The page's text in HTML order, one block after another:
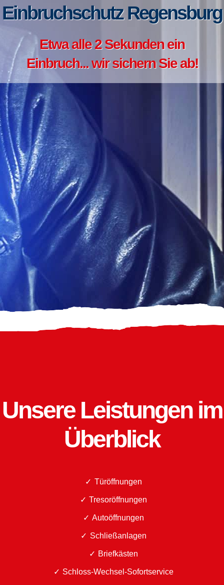
Einbruchschutz Regensburg
Etwa alle 2 Sekunden ein
Einbruch... wir sichern Sie ab!
Unsere Leistungen im
Überblick
Türöffnungen
Tresoröffnungen
Autoöffnungen
Schließanlagen
Briefkästen
Schloss-Wechsel-Sofortservice